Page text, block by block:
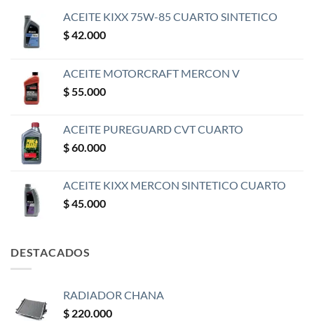
ACEITE KIXX 75W-85 CUARTO SINTETICO
$42.000
ACEITE MOTORCRAFT MERCON V
$55.000
ACEITE PUREGUARD CVT CUARTO
$60.000
ACEITE KIXX MERCON SINTETICO CUARTO
$45.000
DESTACADOS
RADIADOR CHANA
$ 220.000